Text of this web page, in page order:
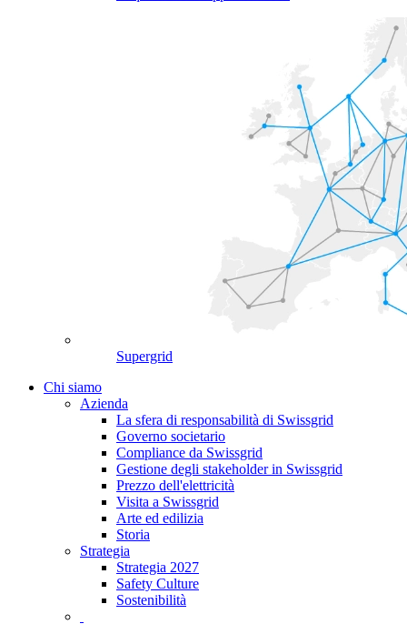
Supergrid
Chi siamo
Azienda
La sfera di responsabilità di Swissgrid
Governo societario
Compliance da Swissgrid
Gestione degli stakeholder in Swissgrid
Prezzo dell'elettricità
Visita a Swissgrid
Arte ed edilizia
Storia
Strategia
Strategia 2027
Safety Culture
Sostenibilità